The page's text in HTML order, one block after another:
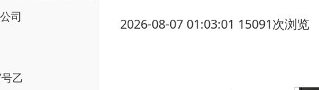
司
乙
2026-08-07 01:03:01 15091次浏览